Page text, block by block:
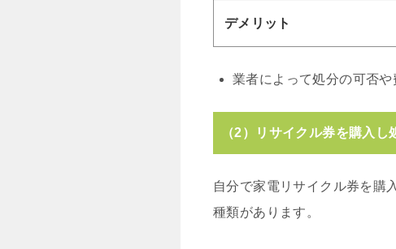
デメリット
業者によって処分の可否
（2）リサイクル券を購入し
自分で家電リサイクル券を購
種類があります。